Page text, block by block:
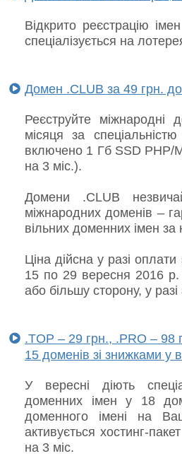
Відкрито реєстрацію
спеціалізується на
Домен .CLUB за 49 грн.
Реєструйте міжнародні
місяця за
включено 1 Гб SSD PHP/
на 3 міс.).
Домени .CLUB
міжнародних доменів –
вільних доменних імен за
Ціна дійсна у разі
15 по 29 вересня 2016
або більшу сторону, у
.TOP – 29 грн., .PRO – 98
15 доменів зі знижками у
У вересні діють
доменних імен у 18
доменного імені на
активується хостинг-
на 3 міс.